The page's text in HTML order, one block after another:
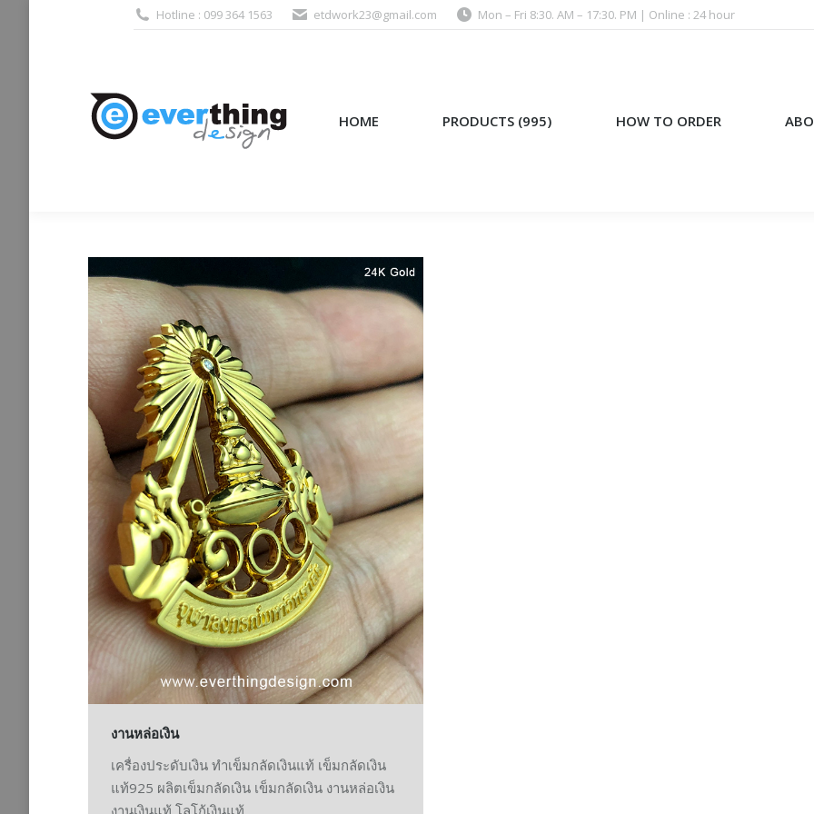
Hotline : 099 364 1563 etdwork23@gmail.com Mon – Fri 8:30. AM – 17:30. PM | Online : 24 hour
HOME PRODUCTS (995) HOW TO ORDER
งานหล่อเงิน
เครื่องประดับเงิน ทำเข็มกลัดเงินแท้ เข็มกลัดเงิน
แท้925 ผลิตเข็มกลัดเงิน เข็มกลัดเงิน งานหล่อเงิน
งานเงินแท้ โลโก้เงินแท้
HOME PRODUCTS (995) HOW TO ORDER ABOUT US